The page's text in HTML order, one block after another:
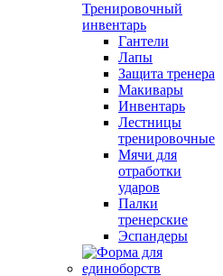
Тренировочный
инвентарь
Гантели
Лапы
Защита тренера
Макивары
Инвентарь
Лестницы
тренировочные
Мячи для
отработки
ударов
Палки
тренерские
Эспандеры